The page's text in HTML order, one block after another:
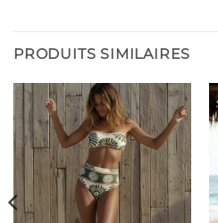
PRODUITS SIMILAIRES